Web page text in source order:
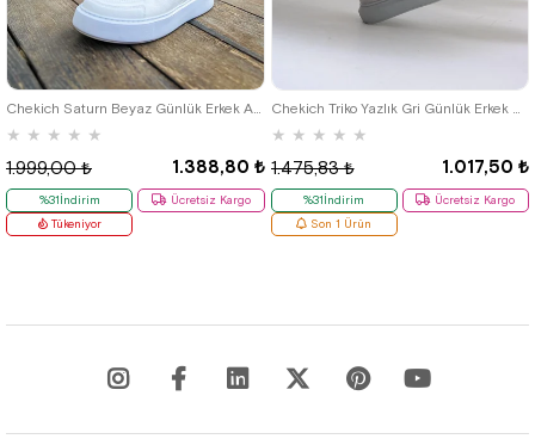
★ ★ ★ ★ ★
1.388,80 ₺
1.999,00 ₺
%31İndirim
Ücretsiz Kargo
Tükeniyor
40 42
★ ★ ★ ★ ★
1.017,50 ₺
1.475,83 ₺
%31İndirim
Ücretsiz Kargo
Son 1 Ürün